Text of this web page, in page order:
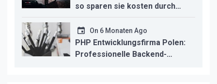
so sparen sie kosten durch
professionelle instandsetzung
On 6 Monaten Ago
PHP Entwicklungsfirma Polen:
Professionelle Backend-